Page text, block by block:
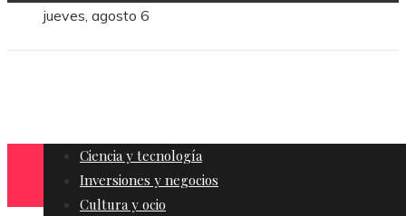
jueves, agosto 6
Ciencia y tecnología
Inversiones y negocios
Cultura y ocio